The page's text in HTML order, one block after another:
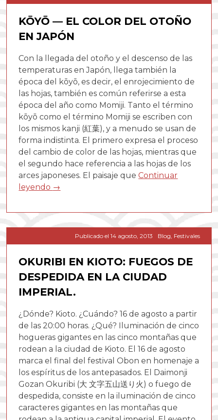
KŌYŌ — EL COLOR DEL OTOÑO
EN JAPÓN
Con la llegada del otoño y el descenso de las
temperaturas en Japón, llega también la
época del kōyō, es decir, el enrojecimiento de
las hojas, también es común referirse a esta
época del año como Momiji. Tanto el término
kōyō como el término Momiji se escriben con
los mismos kanji (紅葉), y a menudo se usan de
forma indistinta. El primero expresa el proceso
del cambio de color de las hojas, mientras que
el segundo hace referencia a las hojas de los
arces japoneses. El paisaje queContinuar
leyendo →
Publicado el 14 agosto, 2013 Blog, Festivales
OKURIBI EN KIOTO: FUEGOS DE
DESPEDIDA EN LA CIUDAD
IMPERIAL.
¿Dónde? Kioto. ¿Cuándo? 16 de agosto a partir
de las 20:00 horas. ¿Qué? Iluminación de cinco
hogueras gigantes en las cinco montañas que
rodean a la ciudad de Kioto. El 16 de agosto
marca el final del festival Obon en homenaje a
los espíritus de los antepasados. El Daimonji
Gozan Okuribi (大 文字五山送り火) o fuego de
despedida, consiste en la iluminación de cinco
caracteres gigantes en las montañas que